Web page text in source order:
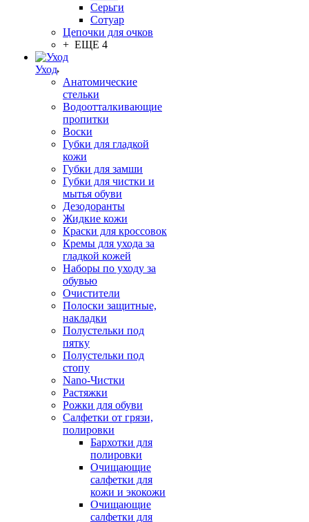
Серьги
Сотуар
Цепочки для очков
+ ЕЩЕ 4
Уход
Анатомические
стельки
Водоотталкивающие
пропитки
Воски
Губки для гладкой
кожи
Губки для замши
Губки для чистки и
мытья обуви
Дезодоранты
Жидкие кожи
Краски для кроссовок
Кремы для ухода за
гладкой кожей
Наборы по уходу за
обувью
Очистители
Полоски защитные,
накладки
Полустельки под
пятку
Полустельки под
стопу
Nano-Чистки
Растяжки
Рожки для обуви
Салфетки от грязи,
полировки
Бархотки для
полировки
Очищающие
салфетки для
кожи и экокожи
Очищающие
салфетки для